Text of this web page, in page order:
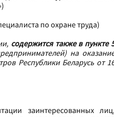
по охране труда)
содержится также в пункте
на
Республики Беларусь от
заинтересованных